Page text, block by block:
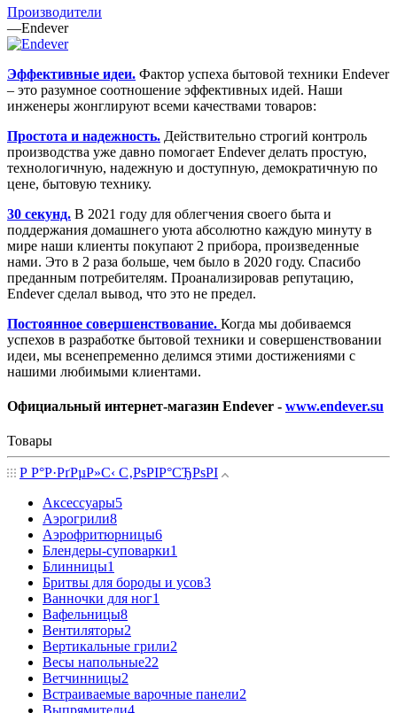
Производители
—Endever
Эффективные идеи. Фактор успеха бытовой техники Endever
– это разумное соотношение эффективных идей. Наши
инженеры жонглируют всеми качествами товаров:
Простота и надежность. Действительно строгий контроль
производства уже давно помогает Endever делать простую,
технологичную, надежную и доступную, демократичную по
цене, бытовую технику.
30 секунд. В 2021 году для облегчения своего быта и
поддержания домашнего уюта абсолютно каждую минуту в
мире наши клиенты покупают 2 прибора, произведенные
нами. Это в 2 раза больше, чем было в 2020 году. Спасибо
преданным потребителям. Проанализировав репутацию,
Endever сделал вывод, что это не предел.
Постоянное совершенствование. Когда мы добиваемся
успехов в разработке бытовой техники и совершенствовании
идеи, мы всенепременно делимся этими достижениями с
нашими любимыми клиентами.
Официальный интернет-магазин Endever - www.endever.su
Товары
Р Р°Р·РґРµР»С‹ С‚РѕРІР°СЂРѕРІ
Аксессуары5
Аэрогрили8
Аэрофритюрницы6
Блендеры-суповарки1
Блинницы1
Бритвы для бороды и усов3
Ванночки для ног1
Вафельницы8
Вентиляторы2
Вертикальные грили2
Весы напольные22
Ветчинницы2
Встраиваемые варочные панели2